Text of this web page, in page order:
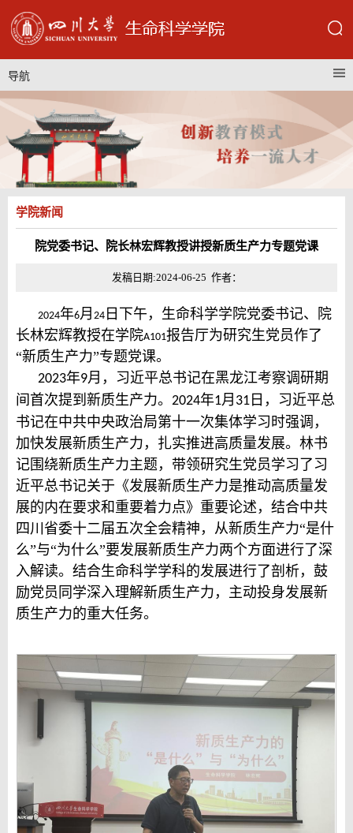
导航
学院新闻
院党委书记、院长林宏辉教授讲授新质生产力专题党课
发稿日期:2024-06-25 作者：
2024年6月 24 日下午，生命科学学院党委书记、院
长林宏辉教授在学院A101报告厅为研究生党员作了
“新质生产力”专题党课。
2023年9月，习近平总书记在黑龙江考察调研期
间首次提到新质生产力。 2024年1月 31 日，习近平总
书记在中共中央政治局第十一次集体学习时强调，
加快发展新质生产力，扎实推进高质量发展。林书
记围绕新质生产力主题，带领研究生党员学习了习
近平总书记关于 《发展新质生产力是推动高质量发
展的内在要求和重要着力点》 重要论述，结合中共
四川省委十二届五次全会精神，从新质生产力“是什
么”与“为什么”要发展新质生产力两个方面进行了深
入解读。结合生命科学学科的发展进行了剖析，鼓
励党员同学深入理解新质生产力，主动投身发展新
质生产力的重大任务。